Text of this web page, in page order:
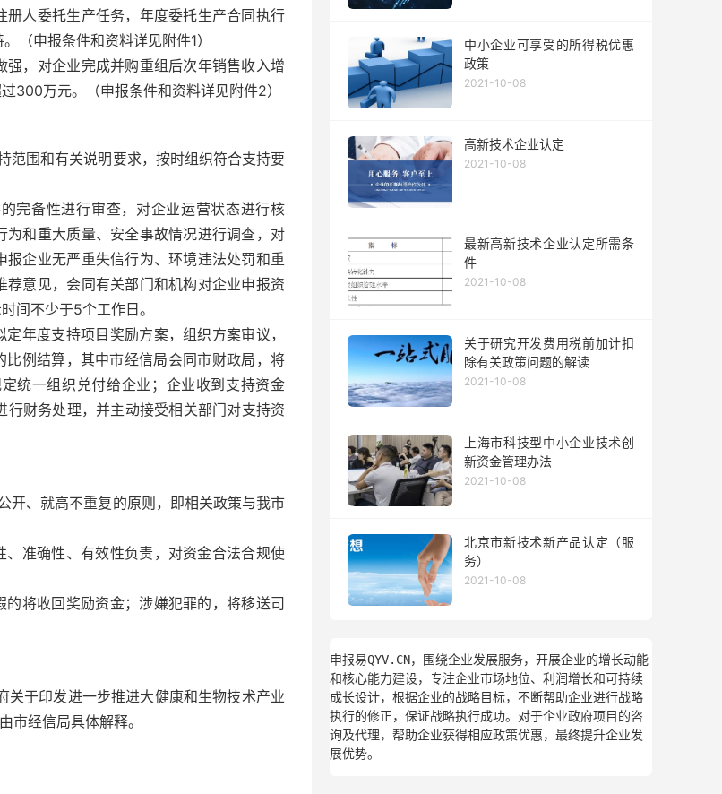
人委托生产任务，年度委托生产合同执行
（申报条件和资料详见附件1）
强，对企业完成并购重组后次年销售收入增
300万元。（申报条件和资料详见附件2）
范围和有关说明要求，按时组织符合支持要
完备性进行审查，对企业运营状态进行核
和重大质量、安全事故情况进行调查，对
企业无严重失信行为、环境违法处罚和重
意见，会同有关部门和机构对企业申报资
间不少于5个工作日。
年度支持项目奖励方案，组织方案审议，
例结算，其中市经信局会同市财政局，将
统一组织兑付给企业；企业收到支持资金
财务处理，并主动接受相关部门对支持资
开、就高不重复的原则，即相关政策与我市
准确性、有效性负责，对资金合法合规使
将收回奖励资金；涉嫌犯罪的，将移送司
于印发进一步推进大健康和生物技术产业
经信局具体解释。
中小企业可享受的所得税优惠
政策
2021-10-08
高新技术企业认定
2021-10-08
最新高新技术企业认定所需条
件
2021-10-08
关于研究开发费用税前加计扣
除有关政策问题的解读
2021-10-08
上海市科技型中小企业技术创
新资金管理办法
2021-10-08
北京市新技术新产品认定（服
务）
2021-10-08
申报易QYV.CN，围绕企业发展服务，开展企业的增长动能
和核心能力建设，专注企业市场地位、利润增长和可持续
成长设计，根据企业的战略目标，不断帮助企业进行战略
执行的修正，保证战略执行成功。对于企业政府项目的咨
询及代理，帮助企业获得相应政策优惠，最终提升企业发
展优势。